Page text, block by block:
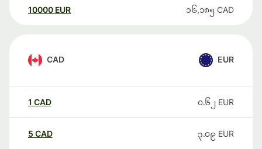
10000 EUR ၁၆,၁၈၅ CAD
CAD EUR
1 CAD ၀.၆၂ EUR
5 CAD ၃.၀၉ EUR